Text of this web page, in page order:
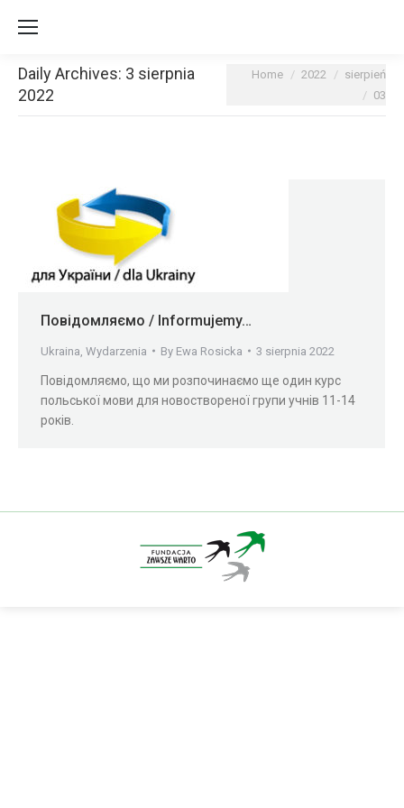
Daily Archives: 3 sierpnia
2022
You are here:
Home 2022
sierpień
03
Повідомляємо / Informujemy…
Ukraina Wydarzenia By Ewa Rosicka 3 sierpnia 2022
Повідомляємо, що ми розпочинаємо ще один курс
польської мови для новоствореної групи учнів 11-14
років.